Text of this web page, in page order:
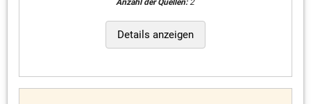
Anzahl der Quellen:2
Details anzeigen